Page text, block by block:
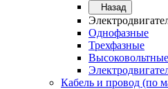
Назад
Однофазные
Трехфазные
Высоковольтные
Кабель и провод (по